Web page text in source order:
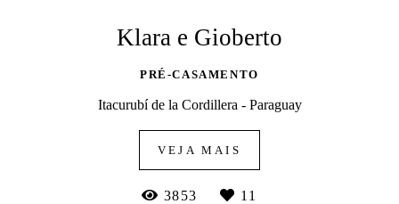
Klara e Gioberto
PRÉ-CASAMENTO
Itacurubí de la Cordillera - Paraguay
VEJA MAIS
3853 11